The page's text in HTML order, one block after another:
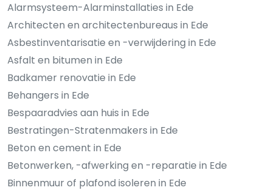
Alarmsysteem-Alarminstallaties in Ede
Architecten en architectenbureaus in Ede
Asbestinventarisatie en -verwijdering in Ede
Asfalt en bitumen in Ede
Badkamer renovatie in Ede
Behangers in Ede
Bespaaradvies aan huis in Ede
Bestratingen-Stratenmakers in Ede
Beton en cement in Ede
Betonwerken, -afwerking en -reparatie in Ede
Binnenmuur of plafond isoleren in Ede